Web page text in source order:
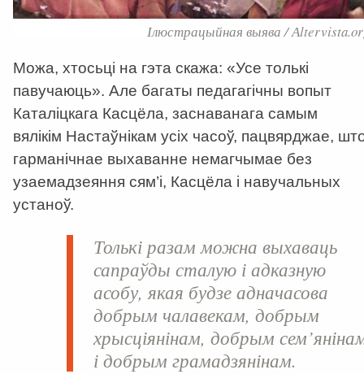
Ілюстрацыйная выява /
Можа, хтосьці на гэта скажа: «Усе толькі
павучаюць». Але багаты педагагічны вопыт
Каталіцкага Касцёла, заснаванага самым
вялікім Настаўнікам усіх часоў, пацвярджае,
гарманічнае выхаванне немагчымае без
узаемадзеяння сям’і, Касцёла і навучальных
устаноў.
Толькі разам можна выхаваць
сапраўды сталую і адказную
асобу, якая будзе адначасова
добрым чалавекам, добрым
хрысціянінам, добрым
і добрым грамадзянінам.